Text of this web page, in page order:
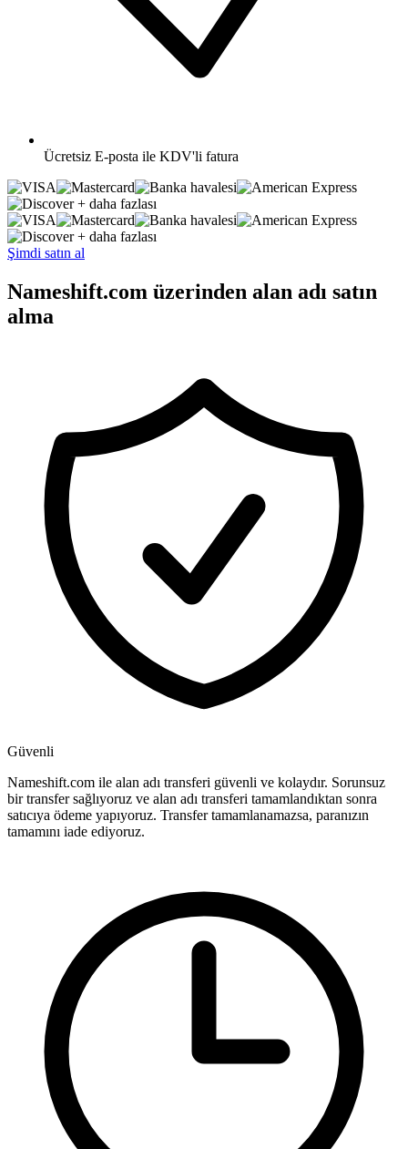
Ücretsiz E-posta ile KDV'li fatura
+ daha fazlası
+ daha fazlası
Şimdi satın al
Nameshift.com üzerinden alan adı satın
alma
Güvenli
Nameshift.com ile alan adı transferi güvenli ve kolaydır. Sorunsuz
bir transfer sağlıyoruz ve alan adı transferi tamamlandıktan sonra
satıcıya ödeme yapıyoruz. Transfer tamamlanamazsa, paranızın
tamamını iade ediyoruz.